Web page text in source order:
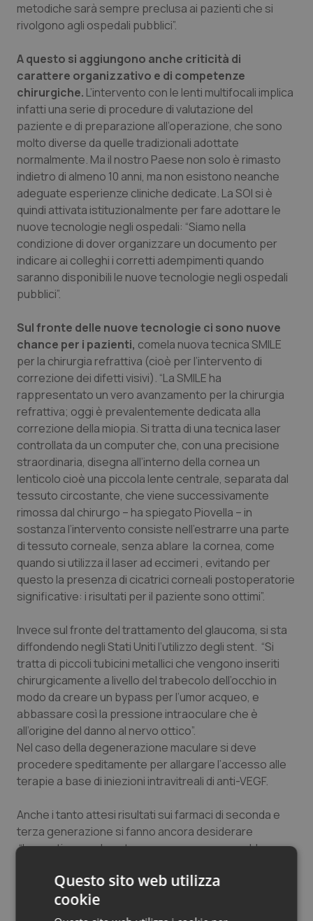
Veneto
Oncoematologia
Oncologia & Nutrizione
Psoriasi & pelle
Quotidiano Cardiologia
Quotidiano Chirurgia
Quotidiano Oncologia
Quotidiano Pediatria
Rene & patologie urogenitali
Sangue & coagulazione
Tiroide
Tumore al seno
Tumore ovarico
Tumori del Polmone & Testa Collo
Tumori gastrointestinali
Ulcera & Reflusso
Vaccini
metodiche sarà sempre preclusa ai pazienti che si
rivolgono agli ospedali pubblici”.
A questo si aggiungono anche criticità di
carattere organizzativo e di competenze
chirurgiche. L’intervento con le lenti multifocali implica
infatti una serie di procedure di valutazione del
paziente e di preparazione all’operazione, che sono
molto diverse da quelle tradizionali adottate
normalmente. Ma il nostro Paese non solo è rimasto
indietro di almeno 10 anni, ma non esistono neanche
adeguate esperienze cliniche dedicate. La SOI si è
quindi attivata istituzionalmente per fare adottare le
nuove tecnologie negli ospedali: “Siamo nella
condizione di dover organizzare un documento per
indicare ai colleghi i corretti adempimenti quando
saranno disponibili le nuove tecnologie negli ospedali
pubblici”.
Sul fronte delle nuove tecnologie ci sono nuove
chance per i pazienti, comela nuova tecnica SMILE
per la chirurgia refrattiva (cioè per l’intervento di
correzione dei difetti visivi). “La SMILE ha
rappresentato un vero avanzamento per la chirurgia
refrattiva; oggi è prevalentemente dedicata alla
correzione della miopia. Si tratta di una tecnica laser
controllata da un computer che, con una precisione
straordinaria, disegna all’interno della cornea un
lenticolo cioè una piccola lente centrale, separata dal
tessuto circostante, che viene successivamente
rimossa dal chirurgo – ha spiegato Piovella – in
sostanza l’intervento consiste nell’estrarre una parte
di tessuto corneale, senza ablare la cornea, come
quando si utilizza il laser ad eccimeri , evitando per
questo la presenza di cicatrici corneali postoperatorie
significative: i risultati per il paziente sono ottimi”.
Invece sul fronte del trattamento del glaucoma, si sta
diffondendo negli Stati Uniti l’utilizzo degli stent. “Si
tratta di piccoli tubicini metallici che vengono inseriti
chirurgicamente a livello del trabecolo dell’occhio in
modo da creare un bypass per l’umor acqueo, e
abbassare così la pressione intraoculare che è
all’origine del danno al nervo ottico”.
Nel caso della degenerazione maculare si deve
procedere speditamente per allargare l’accesso alle
terapie a base di iniezioni intravitreali di anti-VEGF.
Anche i tanto attesi risultati sui farmaci di seconda e
terza generazione si fanno ancora desiderare
“Lamentiamo nel nostro paese ancora un problema
farmaci nella fascia H, – prosegue Piovella – questo fa
sì che in un anno in Italia si fanno circa 300mila iniezioni,
cioè un terzo di quelle che si praticano in Germania, in
Questo sito web utilizza
cookie